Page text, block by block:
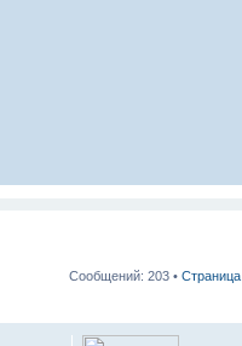
Сообщений: 203 • Страница